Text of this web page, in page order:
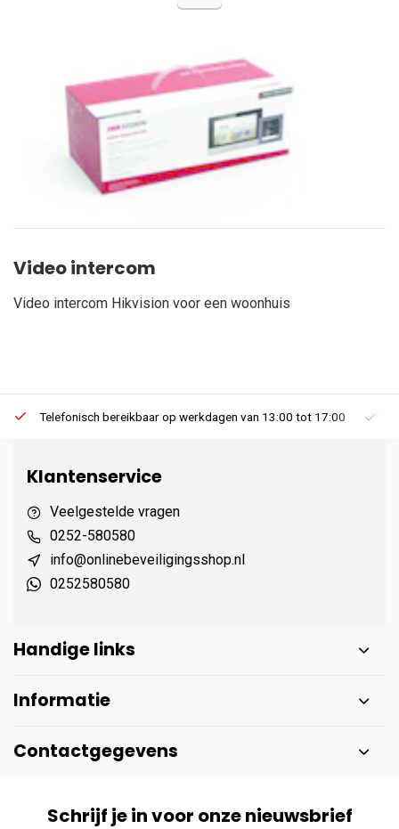
Video intercom
Video intercom Hikvision voor een woonhuis
Telefonisch bereikbaar op werkdagen van 13:00 tot 17:00
Klantenservice
Veelgestelde vragen
0252-580580
info@onlinebeveiligingsshop.nl
0252580580
Handige links
Informatie
Contactgegevens
Schrijf je in voor onze nieuwsbrief